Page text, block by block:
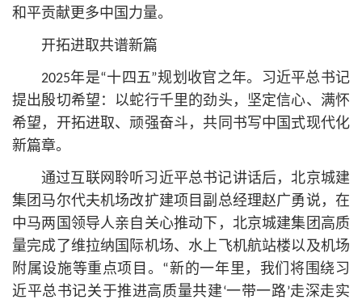
和平贡献更多中国力量。
开拓进取共谱新篇
2025年是“十四五”规划收官之年。习近平总书记
提出殷切希望：以蛇行千里的劲头，坚定信心、满怀
希望，开拓进取、顽强奋斗，共同书写中国式现代化
新篇章。
通过互联网聆听习近平总书记讲话后，北京城建
集团马尔代夫机场改扩建项目副总经理赵广勇说，在
中马两国领导人亲自关心推动下，北京城建集团高质
量完成了维拉纳国际机场、水上飞机航站楼以及机场
附属设施等重点项目。“新的一年里，我们将围绕习
近平总书记关于推进高质量共建‘一带一路’走深走实